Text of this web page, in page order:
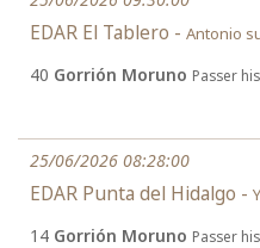
EDAR El Tablero - Antonio
40 Gorrión Moruno Passer
25/06/2026 08:28:00
EDAR Punta del Hidalgo -
14 Gorrión Moruno Passer